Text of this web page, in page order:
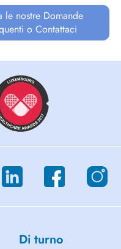
le nostre Domande
o Contattaci
Di turno